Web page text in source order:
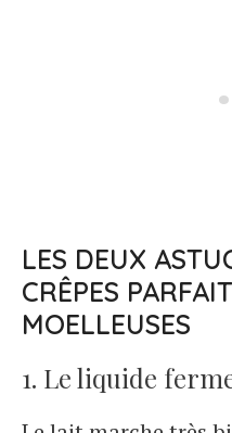
LES DEUX
CRÊPES
MOELLEUSES
1. Le liquide